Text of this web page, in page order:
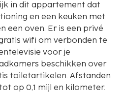
in dit appartement dat
en een keuken met
een oven. Er is een privé
wifi om verbonden te
voor je
beschikken over
toiletartikelen. Afstanden
op 0,1 mijl en kilometer.